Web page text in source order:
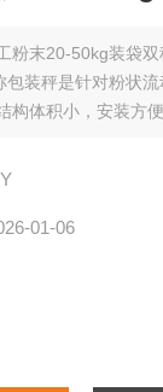
粉末20-50kg装袋
包装秤是针对粉状
构体积小，安装方便
01-06